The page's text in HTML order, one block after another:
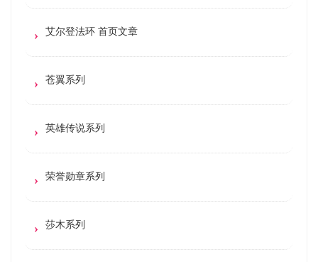
艾尔登法环 首页文章
苍翼系列
英雄传说系列
荣誉勋章系列
莎木系列